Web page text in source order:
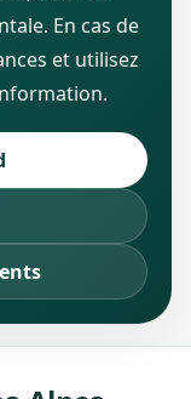
En cas de
et utilisez